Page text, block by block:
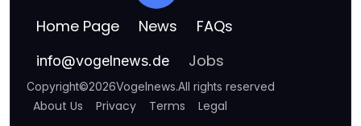
Home Page News FAQs
info@vogelnews.de Jobs
Copyright©2026Vogelnews.All rights reserved
About Us Privacy Terms Legal